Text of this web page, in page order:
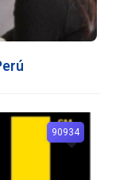
90934